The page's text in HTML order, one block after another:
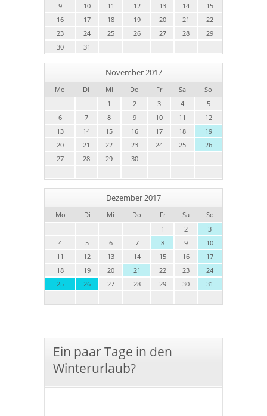
9
10 11 12 13 14
15
16
17 18 19 20 21
22
23
24 25 26 27 28
29
30
31
November 2017
Mo Di Mi Do Fr Sa
So
1
2 3 4
5
6
7 8 9 10 11
12
13
14 15 16 17 18
19
20
21 22 23 24 25
26
27
28 29 30
Dezember 2017
Mo Di Mi Do Fr Sa
So
1
2
3
4
5 6 7 8 9
10
11
12 13 14 15 16
17
18
19 20 21 22 23
24
25
26 27 28 29 30 31
Ein paar Tage in den
Winterurlaub?